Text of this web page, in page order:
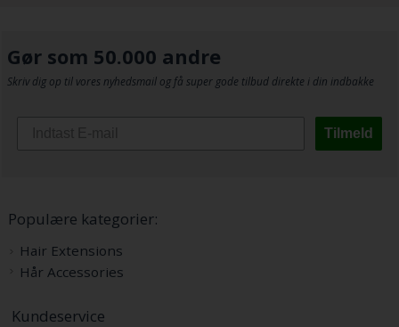
Gør som 50.000 andre
Skriv dig op til vores nyhedsmail og få super gode tilbud direkte i din indbakke
Tilmeld
Populære kategorier:
Hair Extensions
Hår Accessories
Kundeservice